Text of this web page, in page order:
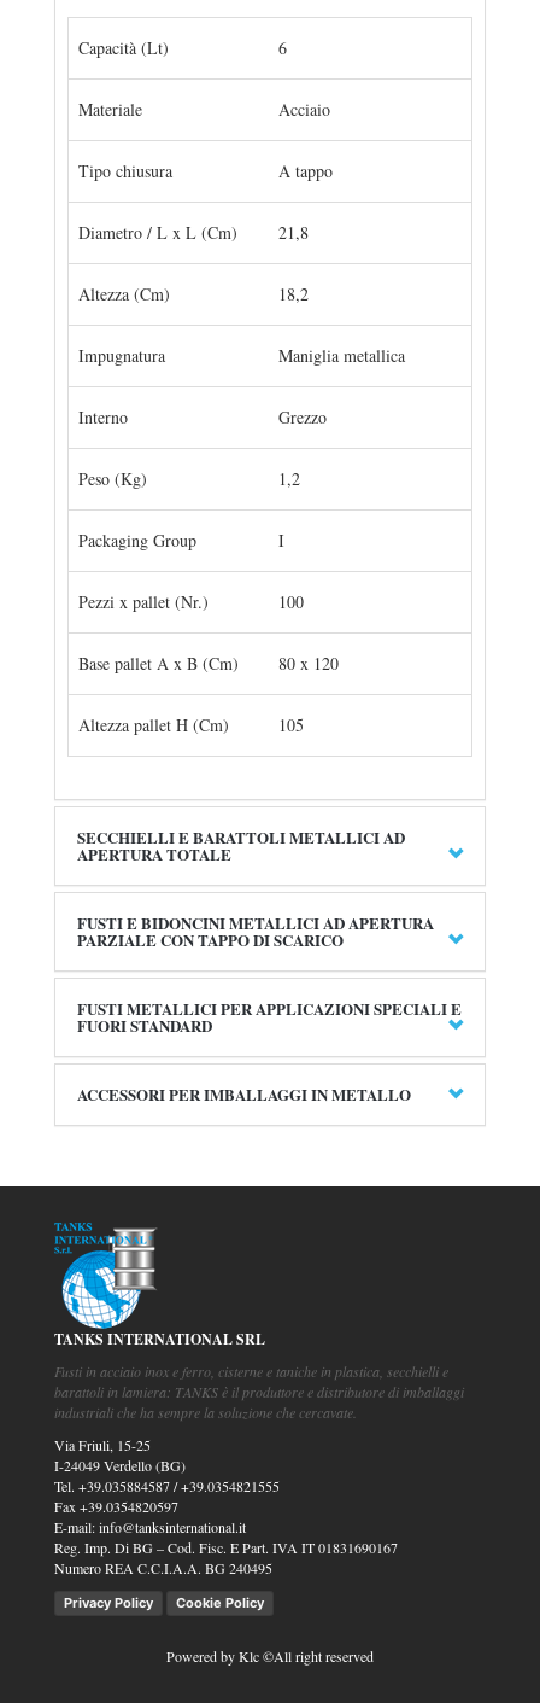
Capacità (Lt) 6
Materiale Acciaio
Tipo chiusura A tappo
Diametro / L x L (Cm) 21,8
Altezza (Cm) 18,2
Impugnatura Maniglia metallica
Interno Grezzo
Peso (Kg) 1,2
Packaging Group I
Pezzi x pallet (Nr.) 100
Base pallet A x B (Cm) 80 x 120
Altezza pallet H (Cm) 105
SECCHIELLI E BARATTOLI METALLICI AD
APERTURA TOTALE
FUSTI E BIDONCINI METALLICI AD APERTURA
PARZIALE CON TAPPO DI SCARICO
FUSTI METALLICI PER APPLICAZIONI SPECIALI E
FUORI STANDARD
ACCESSORI PER IMBALLAGGI IN METALLO
TANKS INTERNATIONAL SRL
Fusti in acciaio inox e ferro, cisterne e taniche in plastica, secchielli e
barattoli in lamiera: TANKS è il produttore e distributore di imballaggi
industriali che ha sempre la soluzione che cercavate.
Via Friuli, 15-25
I-24049 Verdello (BG)
Tel. +39.035884587/+39.0354821555
Fax+39.0354820597
E-mail:info@tanksinternational.it
Reg. Imp. Di BG – Cod. Fisc. E Part. IVA IT 01831690167
Numero REA C.C.I.A.A. BG 240495
Privacy Policy Cookie Policy
Powered byKlc©All right reserved